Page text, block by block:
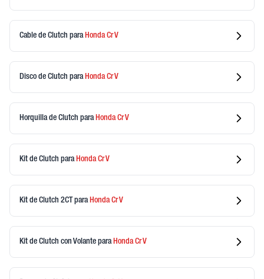
Cable de Clutch para HondaCr V
Disco de Clutch para HondaCr V
Horquilla de Clutch para HondaCr V
Kit de Clutch para HondaCr V
Kit de Clutch 2CTpara HondaCr V
Kit de Clutch con Volante para HondaCr V